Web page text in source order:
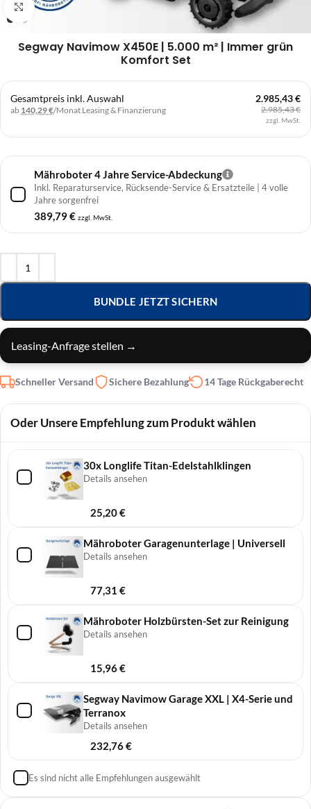
Klick zum Vergrößern
Segway Navimow X450E | 5.000 m² | Immer grün
Komfort Set
Gesamtpreis inkl. Auswahl
ab 140,29 €/Monat Leasing & Finanzierung
2.985,43 €
2.985,43 €
zzgl. MwSt.
Mähroboter 4 Jahre Service-Abdeckung
Inkl. Reparaturservice, Rücksende-Service & Ersatzteile | 4 volle
Jahre sorgenfrei
389,79€ zzgl. MwSt.
BUNDLE JETZT SICHERN
Leasing-Anfrage stellen →
Schneller Versand Sichere Bezahlung 14 Tage Rückgaberecht
Oder Unsere Empfehlung zum Produkt wählen
30x Longlife Titan-Edelstahlklingen
Details ansehen
25,20€
Mähroboter Garagenunterlage | Universell
Details ansehen
77,31 €
Mähroboter Holzbürsten-Set zur Reinigung
Details ansehen
15,96€
Segway Navimow Garage XXL | X4-Serie und
Terranox
Details ansehen
232,76€
Es sind nicht alle Empfehlungen ausgewählt